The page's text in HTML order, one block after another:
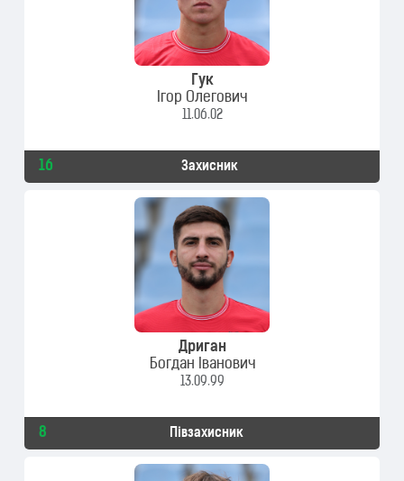
Гук
Ігор Олегович
11.06.02
16 Захисник
Дриган
Богдан Іванович
13.09.99
8 Півзахисник